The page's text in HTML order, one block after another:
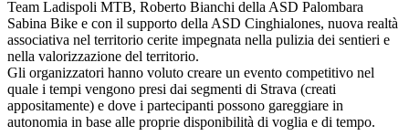
Team Ladispoli MTB, Roberto Bianchi della ASD Palombara
Sabina Bike e con il supporto della ASD Cinghialones, nuova realtà
associativa nel territorio cerite impegnata nella pulizia dei sentieri e
nella valorizzazione del territorio.
Gli organizzatori hanno voluto creare un evento competitivo nel
quale i tempi vengono presi dai segmenti di Strava (creati
appositamente) e dove i partecipanti possono gareggiare in
autonomia in base alle proprie disponibilità di voglia e di tempo.